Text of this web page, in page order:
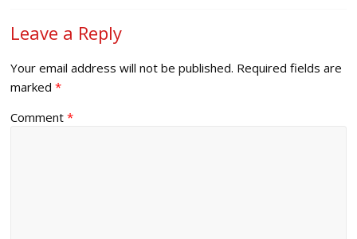
Leave a Reply
Your email address will not be published. Required fields are
marked*
Comment*